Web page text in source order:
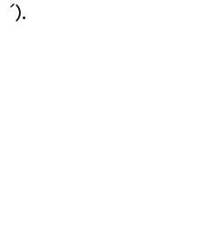
´).